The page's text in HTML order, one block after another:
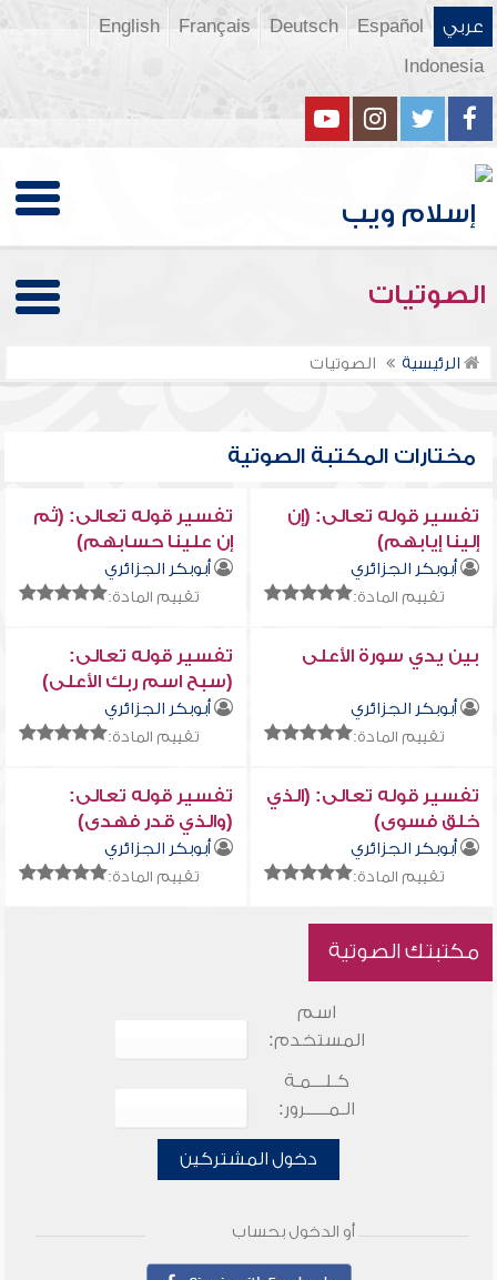
عربي Español
Deutsch
Français
English
Indonesia
الصوتيات
الرئيسية الصوتيات
مختارات المكتبة الصوتية
تفسير قوله تعالى: (إن
إلينا إيابهم)
أبوبكر الجزائري
تقييم المادة:
تفسير قوله تعالى: (ثم
إن علينا حسابهم)
أبوبكر الجزائري
تقييم المادة:
بين يدي سورة الأعلى
أبوبكر الجزائري
تقييم المادة:
تفسير قوله تعالى:
(سبح اسم ربك الأعلى)
أبوبكر الجزائري
تقييم المادة:
تفسير قوله تعالى: (الذي
خلق فسوى)
أبوبكر الجزائري
تقييم المادة:
تفسير قوله تعالى:
(والذي قدر فهدى)
أبوبكر الجزائري
تقييم المادة:
مكتبتك الصوتية
اسم
المستخدم:
كـلـــمـة
الـمـــــرور:
دخول المشتركين
أو الدخول بحساب